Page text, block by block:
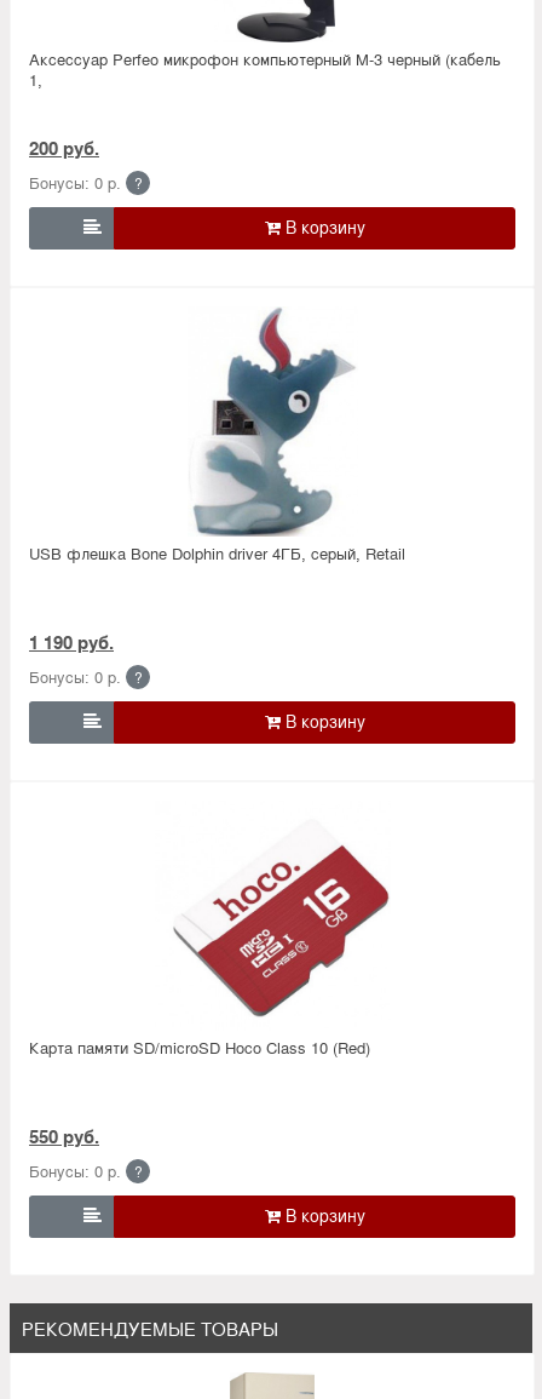
Аксессуар Perfeo микрофон компьютерный M-3 черный (кабель
1,
200 руб.
Бонусы: 0 р. ?

USB флешка Bone Dolphin driver 4ГБ, серый, Retail
1 190 руб.
Бонусы: 0 р. ?

Карта памяти SD/microSD Hoco Class 10 (Red)
550 руб.
Бонусы: 0 р. ?

РЕКОМЕНДУЕМЫЕ ТОВАРЫ